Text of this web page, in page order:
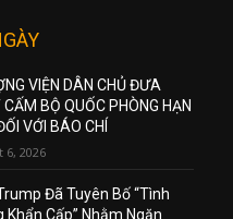
VIỆN DÂN CHỦ ĐƯA
CẤM BỘ QUỐC PHÒNG HẠN
VỚI BÁO CHÍ
6, 2026
Đã Tuyên Bố “Tình
Khẩn Cấp” Nhằm Ngăn